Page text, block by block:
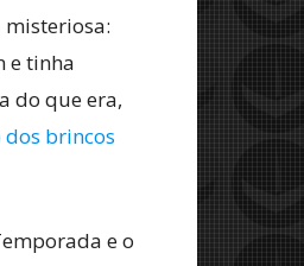
e tinha
do que era,
brincos
e o